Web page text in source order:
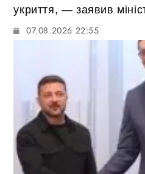
укриття, — заявив
07.08.2026 22:55